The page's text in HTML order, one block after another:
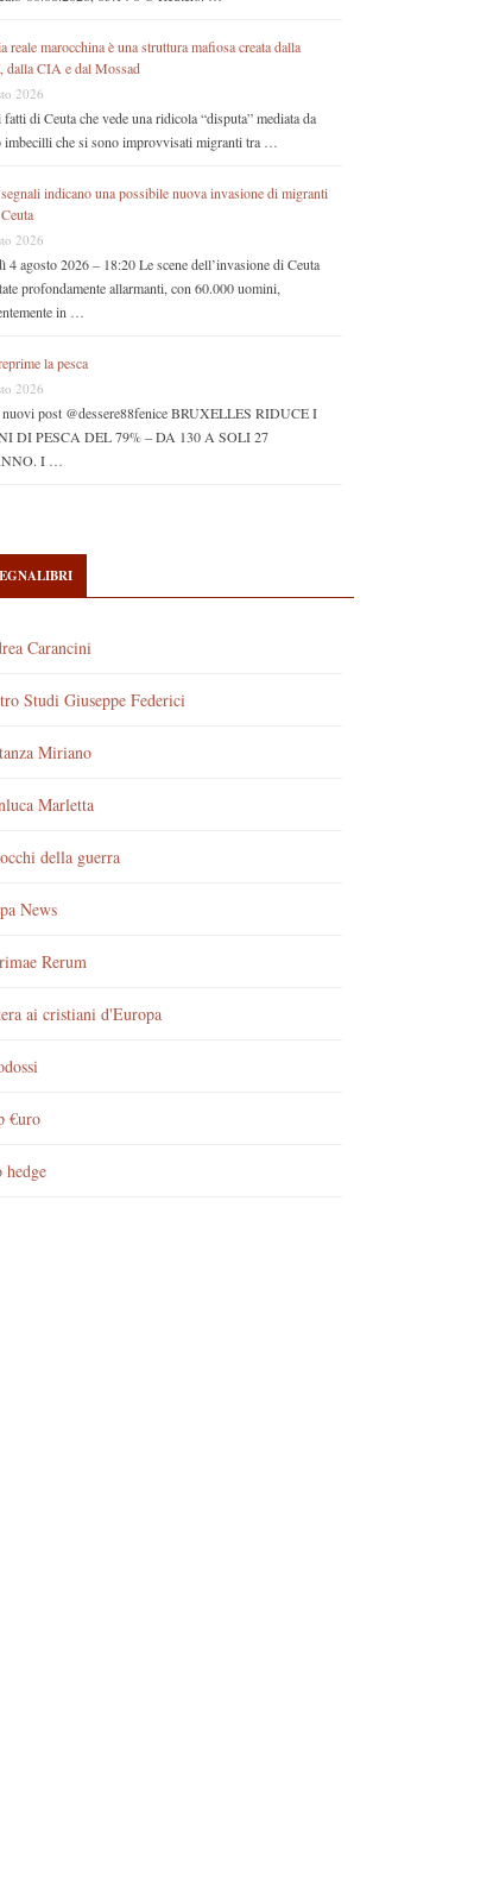
reale marocchina è una struttura mafiosa creata dalla
dalla CIA e dal Mossad
2026
di Ceuta che vede una ridicola “disputa” mediata da
imbecilli che si sono improvvisati migranti tra …
indicano una possibile nuova invasione di migranti
2026
4 agosto 2026 – 18:20 Le scene dell’invasione di Ceuta
profondamente allarmanti, con 60.000 uomini,
in …
la pesca
2026
post @dessere88fenice BRUXELLES RIDUCE I
DI PESCA DEL 79% – DA 130 A SOLI 27
I …
Carancini
Studi Giuseppe Federici
Miriano
Marletta
della guerra
News
Rerum
ai cristiani d'Europa
€uro
hedge